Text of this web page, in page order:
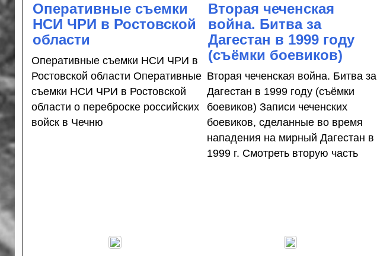
Оперативные съемки
НСИ ЧРИ в Ростовской
области
Оперативные съемки НСИ ЧРИ в
Ростовской области Оперативные
съемки НСИ ЧРИ в Ростовской
области о переброске российских
войск в Чечню
Вторая чеченская
война. Битва за
Дагестан в 1999 году
(съёмки боевиков)
Вторая чеченская война. Битва за
Дагестан в 1999 году (съёмки
боевиков) Записи чеченских
боевиков, сделанные во время
нападения на мирный Дагестан в
1999 г. Смотреть вторую часть